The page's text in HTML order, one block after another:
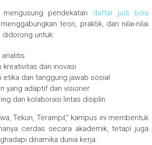
mengusung pendekatan daftar judi bola
teori, praktik, dan nilai-nilai
didorong untuk:
kreativitas dan inovasi
etika dan tanggung jawab sosial
yang adaptif dan visioner
dan kolaborasi lintas disiplin
Tekun, Terampil,” kampus ini membentuk
cerdas secara akademik, tetapi juga
dinamika dunia kerja.